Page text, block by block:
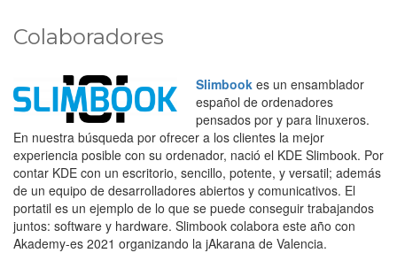
Colaboradores
Slimbook es un ensamblador
español de ordenadores
pensados por y para linuxeros.
En nuestra búsqueda por ofrecer a los clientes la mejor
experiencia posible con su ordenador, nació el KDE Slimbook. Por
contar KDE con un escritorio, sencillo, potente, y versatil; además
de un equipo de desarrolladores abiertos y comunicativos. El
portatil es un ejemplo de lo que se puede conseguir trabajandos
juntos: software y hardware. Slimbook colabora este año con
Akademy-es 2021 organizando la jAkarana de Valencia.